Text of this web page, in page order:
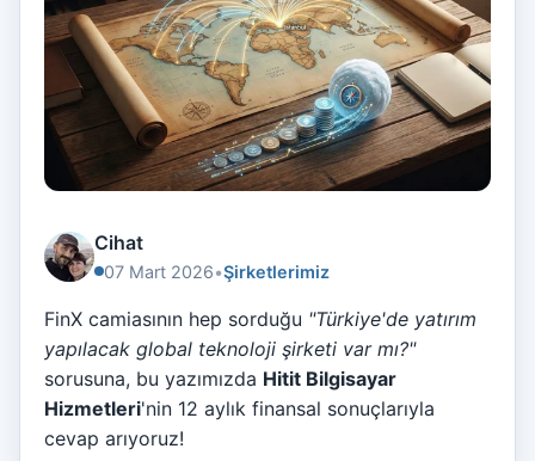
Cihat
07 Mart 2026•Şirketlerimiz
FinX camiasının hep sorduğu "Türkiye'de yatırım
yapılacak global teknoloji şirketi var mı?"
sorusuna, bu yazımızda Hitit Bilgisayar
Hizmetleri'nin 12 aylık finansal sonuçlarıyla
cevap arıyoruz!